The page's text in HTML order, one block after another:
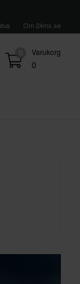
Om 24mx.se
0 Varukorg
0